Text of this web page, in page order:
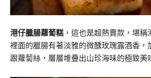
港仔臘腸蘿蔔糕 ，這也是超熱賣款，堪稱
裡面的臘腸有著淡雅的微醺玫瑰露酒香，
跟蘿蔔絲，層層堆疊出山珍海味的極致美